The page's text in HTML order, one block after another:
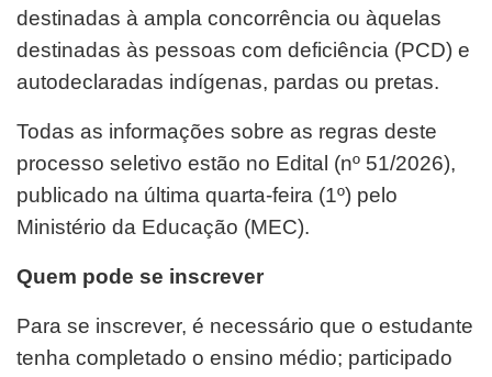
destinadas à ampla concorrência ou àquelas
destinadas às pessoas com deficiência (PCD) e
autodeclaradas indígenas, pardas ou pretas.
Todas as informações sobre as regras deste
processo seletivo estão no Edital (nº 51/2026),
publicado na última quarta-feira (1º) pelo
Ministério da Educação (MEC).
Quem pode se inscrever
Para se inscrever, é necessário que o estudante
tenha completado o ensino médio; participado